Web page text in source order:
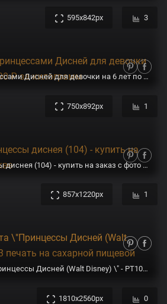
595x842px 3
Заказать торт с принцессами Дисней для девочки на 6 лет по цене 2 190 ₽ за килограмм
750x892px 1
Торт на 5 лет принцессы диснея (104) - купить на заказ с фото в Москве
857x1220px 1
Картинка для торта \"Принцессы Дисней (Walt Disney) \" - PT100543 печать на сахарной пищевой бумаге
1810x2560px 0